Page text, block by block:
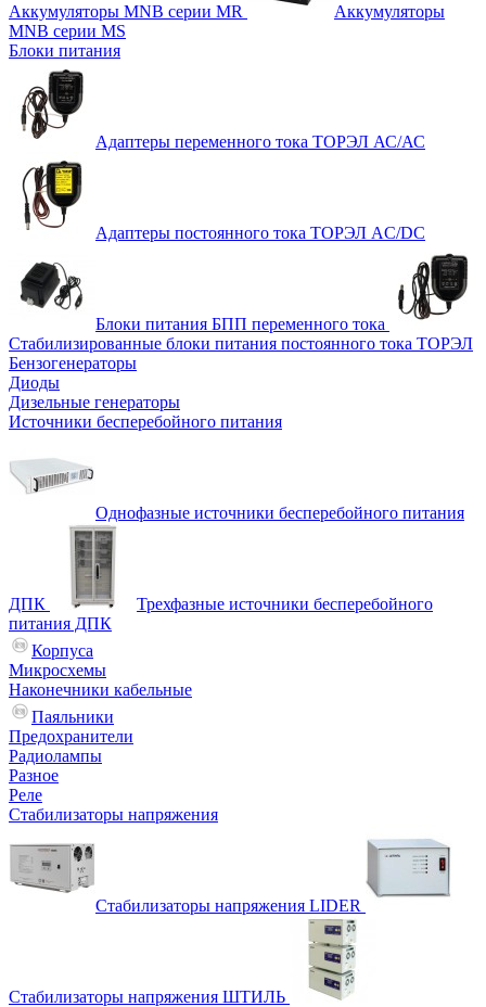
Аккумуляторы MNB серии MR
Аккумуляторы
MNB серии MS
Блоки питания
Адаптеры переменного тока ТОРЭЛ АС/АС
Адаптеры постоянного тока ТОРЭЛ AC/DC
Блоки питания БПП переменного тока
Стабилизированные блоки питания постоянного тока ТОРЭЛ
Бензогенераторы
Диоды
Дизельные генераторы
Источники бесперебойного питания
Однофазные источники бесперебойного питания
ДПК
Трехфазные источники бесперебойного
питания ДПК
Корпуса
Микросхемы
Наконечники кабельные
Паяльники
Предохранители
Радиолампы
Разное
Реле
Стабилизаторы напряжения
Стабилизаторы напряжения LIDER
Стабилизаторы напряжения ШТИЛЬ